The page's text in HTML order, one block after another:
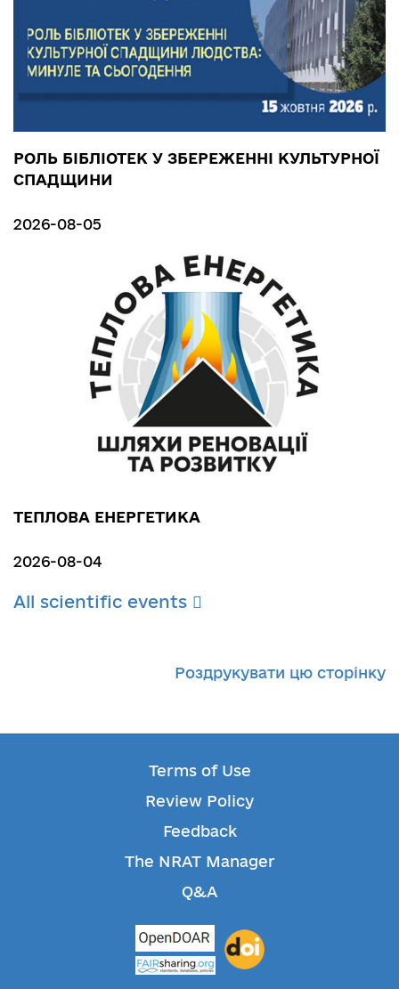
РОЛЬ БІБЛІОТЕК У ЗБЕРЕЖЕННІ КУЛЬТУРНОЇ
СПАДЩИНИ
2026-08-05
ТЕПЛОВА ЕНЕРГЕТИКА
2026-08-04
All scientific events
Роздрукувати цю сторінку
Terms of Use
Review Policy
Feedback
The NRAT Manager
Q&A